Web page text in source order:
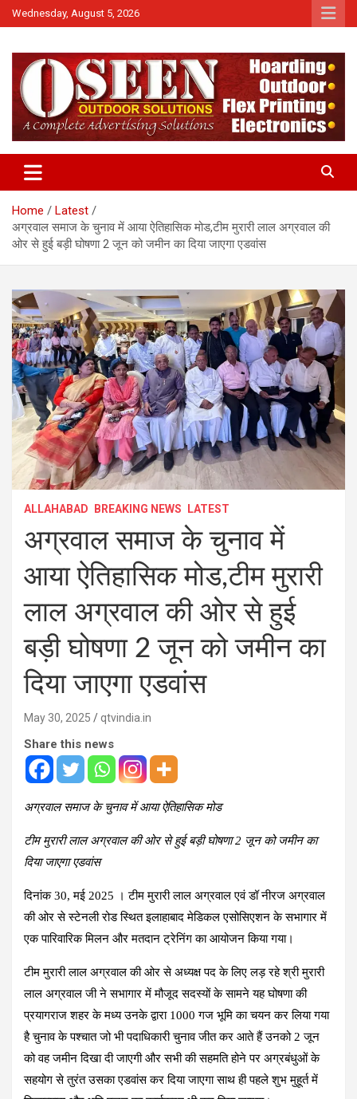
Skip
to
Wednesday, August 5, 2026
QTv India
Home
Latest
अग्रवाल समाज के चुनाव में आया ऐतिहासिक मोड,टीम मुरारी लाल अग्रवाल की
ओर से हुई बड़ी घोषणा 2 जून को जमीन का दिया जाएगा एडवांस
ALLAHABAD BREAKING NEWS LATEST
अग्रवाल समाज के चुनाव में
आया ऐतिहासिक मोड,टीम मुरारी
लाल अग्रवाल की ओर से हुई
बड़ी घोषणा 2 जून को जमीन का
दिया जाएगा एडवांस
May 30, 2025 qtvindia.in
Share this news
अग्रवाल समाज के चुनाव में आया ऐतिहासिक मोड
टीम मुरारी लाल अग्रवाल की ओर से हुई बड़ी घोषणा 2 जून को जमीन का
दिया जाएगा एडवांस
दिनांक 30, मई 2025 । टीम मुरारी लाल अग्रवाल एवं डॉ नीरज अग्रवाल
की ओर से स्टेनली रोड स्थित इलाहाबाद मेडिकल एसोसिएशन के सभागार में
एक पारिवारिक मिलन और मतदान ट्रेनिंग का आयोजन किया गया।
टीम मुरारी लाल अग्रवाल की ओर से अध्यक्ष पद के लिए लड़ रहे श्री मुरारी
लाल अग्रवाल जी ने सभागार में मौजूद सदस्यों के सामने यह घोषणा की
प्रयागराज शहर के मध्य उनके द्वारा 1000 गज भूमि का चयन कर लिया गया
है चुनाव के पश्चात जो भी पदाधिकारी चुनाव जीत कर आते हैं उनको 2 जून
को वह जमीन दिखा दी जाएगी और सभी की सहमति होने पर अग्रबंधुओं के
सहयोग से तुरंत उसका एडवांस कर दिया जाएगा साथ ही पहले शुभ मुहूर्त में